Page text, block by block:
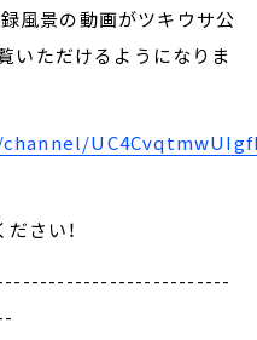
風景の動画がツキウサ公
いただけるようになりま
さい！